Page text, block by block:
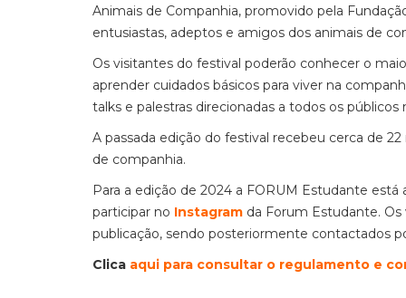
Animais de Companhia, promovido pela
entusiastas, adeptos e amigos dos animais de
Os visitantes do festival poderão conhecer o
aprender cuidados básicos para viver na
talks e palestras direcionadas a todos os
A passada edição do festival recebeu cerca de
de companhia.
Para a edição de 2024 a FORUM Estudante
participar no Instagram da Forum Estudante.
publicação, sendo posteriormente contactados
Clica aqui para consultar o regulamento e